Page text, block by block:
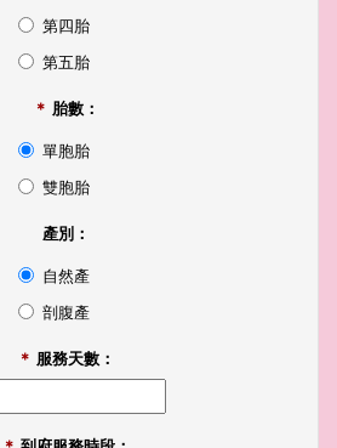
第四胎
第五胎
＊ 胎數：
單胞胎
雙胞胎
產別：
自然產
剖腹產
＊ 服務天數：